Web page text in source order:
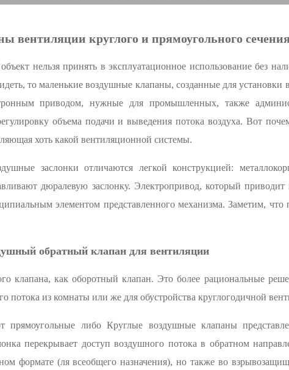
вентиляции круглого и прямоугольного
нельзя принять в эксплуатационное использование без
то маленькие воздушные клапаны, созданные для установки
приводом, нужные для промышленных, также
объема подачи и выведения потока воздуха. Вот
хоть какой вентиляционной системы.
заслонки отличаются легкой конструкцией:
дюралевую заслонку. Электропривод, который приводит
элементом представленного механизма. Заметим,
обратный клапан для вентиляции
клапана, как оборотный клапан. Это более рациональные
потока из комнаты или же для обустройства круглогодичной
либо Круглые воздушные клапаны
перекрывает доступ воздушного потока в обратном
формате (ля всеобщего назначения), но также во